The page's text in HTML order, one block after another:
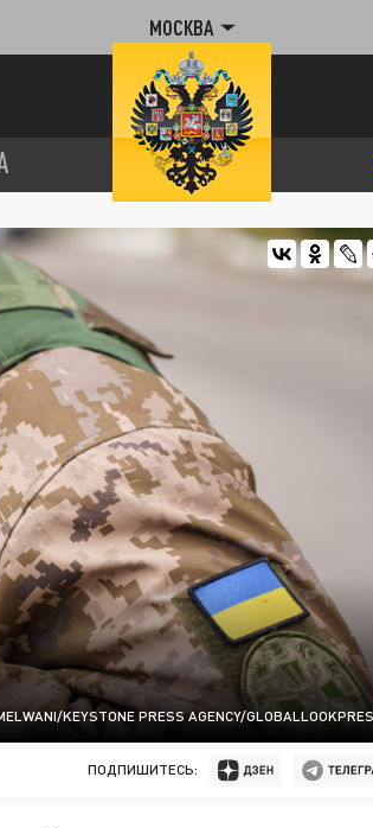
МОСКВА
KEYSTONE PRESS AGENCY/
ПОДПИШИТЕСЬ: